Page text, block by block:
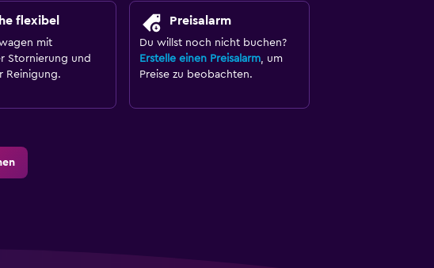
flexibel
mit
Stornierung und
Reinigung.
Preisalarm
Du willst noch nicht buchen?
Erstelle einen Preisalarm, um
Preise zu beobachten.